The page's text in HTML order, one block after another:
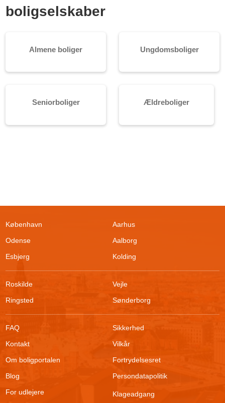
Filtrer søgning
boligselskaber
Almene boliger Ungdomsboliger
Seniorboliger Ældreboliger
FAQ
Kontakt
Om boligportalen
Blog
For udlejere
København
Aarhus
Odense
Aalborg
Esbjerg
Kolding
Roskilde
Vejle
Ringsted
Sønderborg
Sikkerhed
Vilkår
Fortrydelsesret
Persondatapolitik
Klageadgang